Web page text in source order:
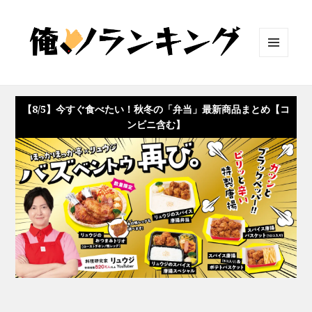
ット
【8/5】今すぐ食べたい！秋冬の「弁当」最新商品まとめ【コ
ンビニ含む】